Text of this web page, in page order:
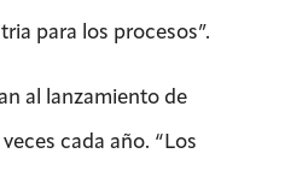
para los procesos”.
al lanzamiento de
cada año. “Los